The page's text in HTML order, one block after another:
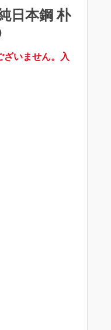
日本鋼 朴
ざいません。入